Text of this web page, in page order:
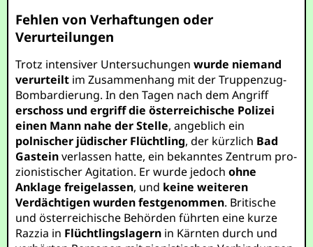
Fehlen von Verhaftungen oder
Verurteilungen
Trotz intensiver Untersuchungenwurde niemand
verurteilt im Zusammenhang mit der Truppenzug-
Bombardierung. In den Tagen nach dem Angriff
erschoss und ergriff die österreichische Polizei
einen Mann nahe der Stelle, angeblich ein
polnischer jüdischer Flüchtling, der kürzlich Bad
Gasteinverlassen hatte, ein bekanntes Zentrum pro-
zionistischer Agitation. Er wurde jedochohne
Anklage freigelassen, und keine weiteren
Verdächtigen wurden festgenommen. Britische
und österreichische Behörden führten eine kurze
Razzia in Flüchtlingslagern in Kärnten durch und